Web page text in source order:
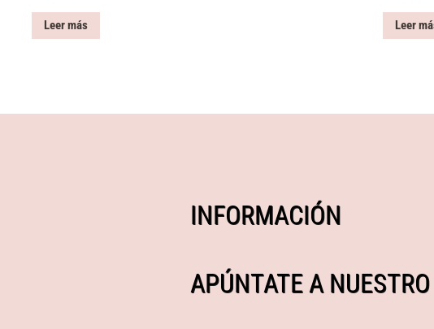
Leer más Leer
INFORMACIÓN
APÚNTATE A